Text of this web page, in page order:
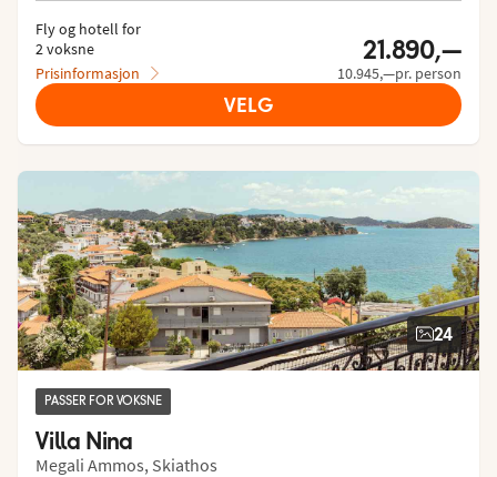
Fly og hotell for
2 voksne
Prisinformasjon
21.890,—
10.945,—pr. person
VELG
24
PASSER FOR VOKSNE
Villa Nina
Megali Ammos, Skiathos